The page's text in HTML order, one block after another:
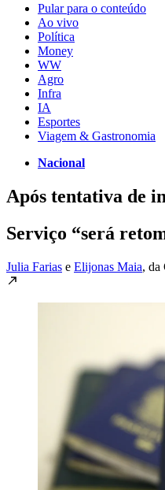
Pular para o conteúdo
Ao vivo
Política
Money
WW
Agro
Infra
IA
Esportes
Viagem & Gastronomia
Nacional
Após tentativa de
Serviço “será
Julia Farias e Elijonas Maia, da